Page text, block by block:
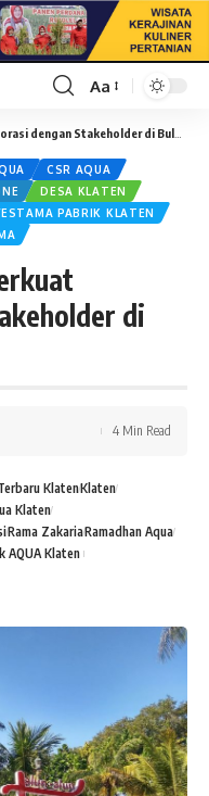
Font
Resizer
Aa
Stakeholder di Bulan Ramadhan
CSR AQUA
DESA KLATEN
PABRIK KLATEN
di
KlatenKlaten
Klaten
Rama ZakariaRamadhan Aqua
AQUA Klaten
4 Min Read